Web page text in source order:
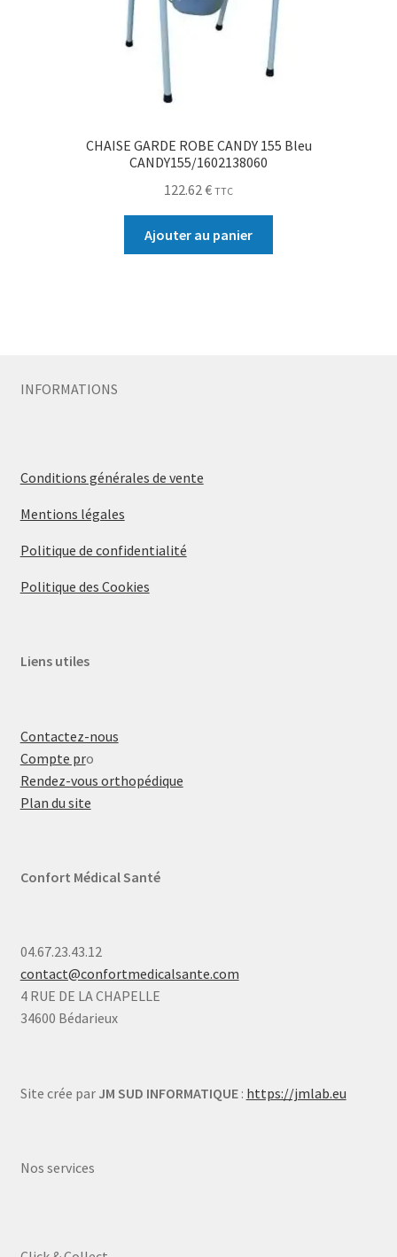
CHAISE GARDE ROBE CANDY 155 Bleu
CANDY155/1602138060
122.62 € TTC
Ajouter au panier
INFORMATIONS
Conditions générales de vente
Mentions légales
Politique de confidentialité
Politique des Cookies
Liens utiles
Contactez-nous
Compte pro
Rendez-vous orthopédique
Plan du site
Confort Médical Santé
04.67.23.43.12
contact@confortmedicalsante.com
4 RUE DE LA CHAPELLE
34600 Bédarieux
Site crée par JM SUD INFORMATIQUE: https://jmlab.eu
Nos services